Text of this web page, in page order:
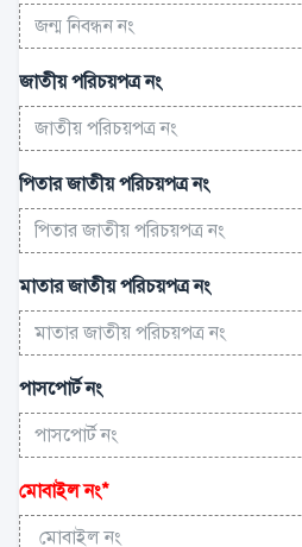
জাতীয় পরিচয়পত্র নং
পিতার জাতীয় পরিচয়পত্র নং
মাতার জাতীয় পরিচয়পত্র নং
পাসপোর্ট নং
মোবাইল নং*